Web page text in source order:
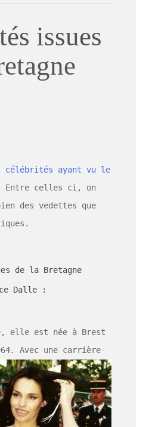
issues
célébrités ayant vu le
Entre celles ci, on
des vedettes que
de la Bretagne
Dalle :
elle est née à Brest
Avec une carrière